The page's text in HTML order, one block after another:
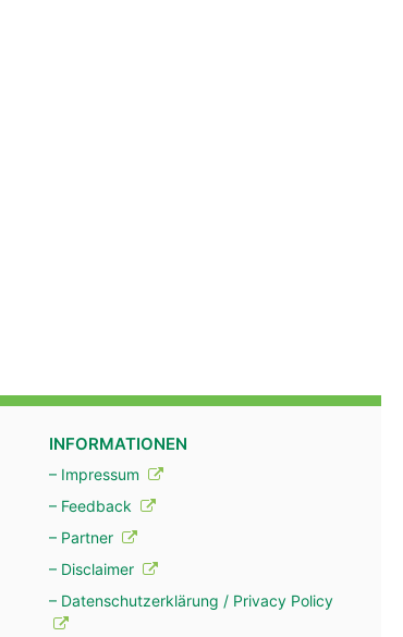
INFORMATIONEN
– Impressum
– Feedback
– Partner
– Disclaimer
– Datenschutzerklärung / Privacy Policy